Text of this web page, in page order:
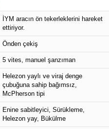
İYM aracın ön tekerleklerini hareket
ettiriyor.
Önden çekiş
5 vites, manuel şanzıman
Helezon yaylı ve viraj denge
çubuğuna sahip bağımsız,
McPherson tipi
Enine sabitleyici, Sürükleme,
Helezon yay, Bükülme